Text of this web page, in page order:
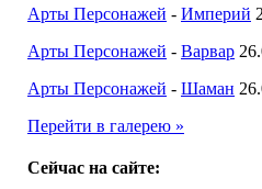
Арты Персонажей - Империй
Арты Персонажей - Варвар
Арты Персонажей - Шаман
Перейти в галерею »
Сейчас на сайте: